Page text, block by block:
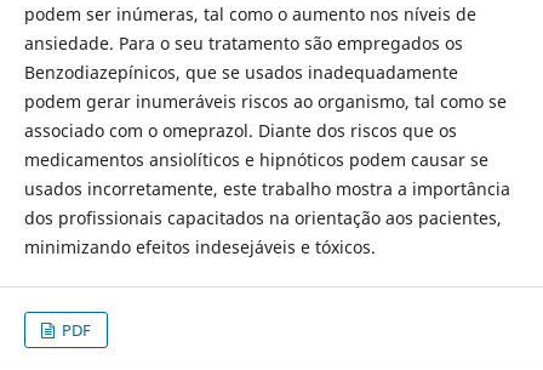
podem ser inúmeras, tal como o aumento nos níveis de
ansiedade. Para o seu tratamento são empregados os
Benzodiazepínicos, que se usados inadequadamente
podem gerar inumeráveis riscos ao organismo, tal como se
associado com o omeprazol. Diante dos riscos que os
medicamentos ansiolíticos e hipnóticos podem causar se
usados incorretamente, este trabalho mostra a importância
dos profissionais capacitados na orientação aos pacientes,
minimizando efeitos indesejáveis e tóxicos.
PDF